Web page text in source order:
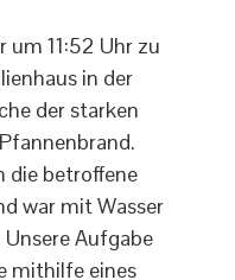
11:52 Uhr zu
in der
der starken
die betroffene
war mit Wasser
Aufgabe
mithilfe eines